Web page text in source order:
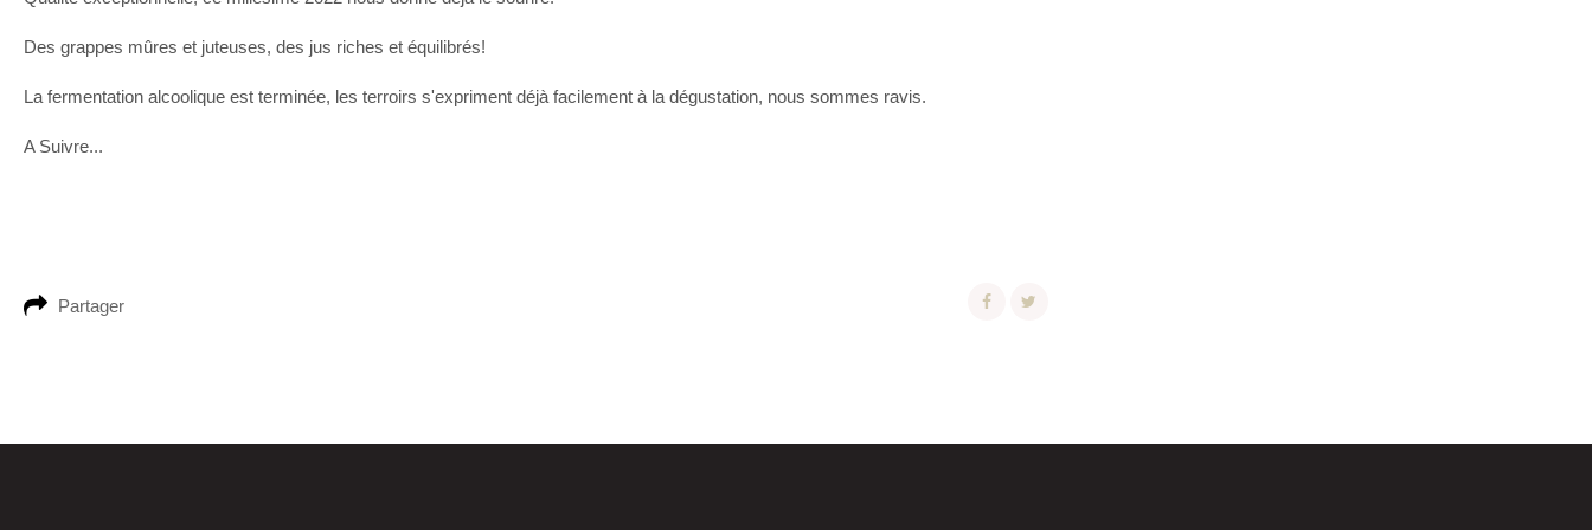
Des grappes mûres et juteuses, des jus riches et équilibrés!
La fermentation alcoolique est terminée, les terroirs s'expriment déjà facilement à la dégustation, nous sommes ravis.
A Suivre...
Partager